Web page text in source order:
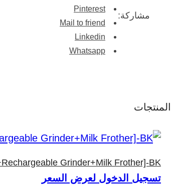
مشاركة:
Pinterest
Mail to friend
Linkedin
Whatsapp
المنتجات
Grinder+Milk Frother]-BK
تسجيل الدخول لعرض السعر